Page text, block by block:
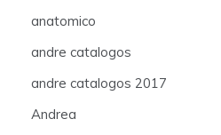
anatomico
andre catalogos
andre catalogos 2017
Andrea